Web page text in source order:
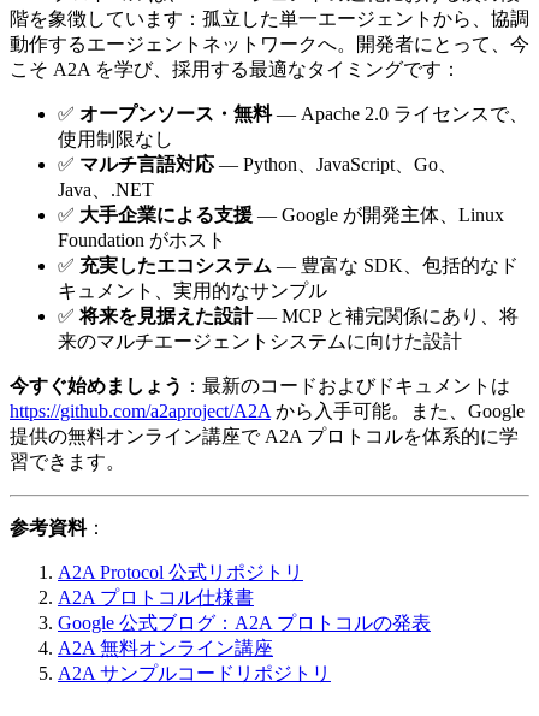
階を象徴しています：孤立した単一エージェントから、協調
動作するエージェントネットワークへ。開発者にとって、今
こそ A2A を学び、採用する最適なタイミングです：
✅ オープンソース・無料— Apache 2.0 ライセンスで、
使用制限なし
✅ マルチ言語対応 — Python、JavaScript、Go、
Java、.NET
✅ 大手企業による支援 — Google が開発主体、Linux
Foundation がホスト
✅ 充実したエコシステム — 豊富な SDK、包括的なド
キュメント、実用的なサンプル
✅将来を見据えた設計— MCP と補完関係にあり、将
来のマルチエージェントシステムに向けた設計
今すぐ始めましょう ：最新のコードおよびドキュメントは
https://github.com/a2aproject/A2A から入手可能。また、Google
提供の無料オンライン講座で A2A プロトコルを体系的に学
習できます。
参考資料：
A2A Protocol 公式リポジトリ
A2A プロトコル仕様書
Google 公式ブログ：A2A プロトコルの発表
A2A 無料オンライン講座
A2A サンプルコードリポジトリ